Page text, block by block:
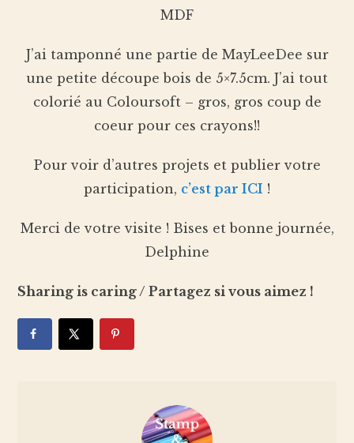
MDF
J’ai tamponné une partie de MayLeeDee sur
une petite découpe bois de 5×7.5cm. J’ai tout
colorié au Coloursoft – gros, gros coup de
coeur pour ces crayons!!
Pour voir d’autres projets et publier votre
participation, c’est par ICI !
Merci de votre visite ! Bises et bonne journée,
Delphine
Sharing is caring / Partagez si vous aimez !